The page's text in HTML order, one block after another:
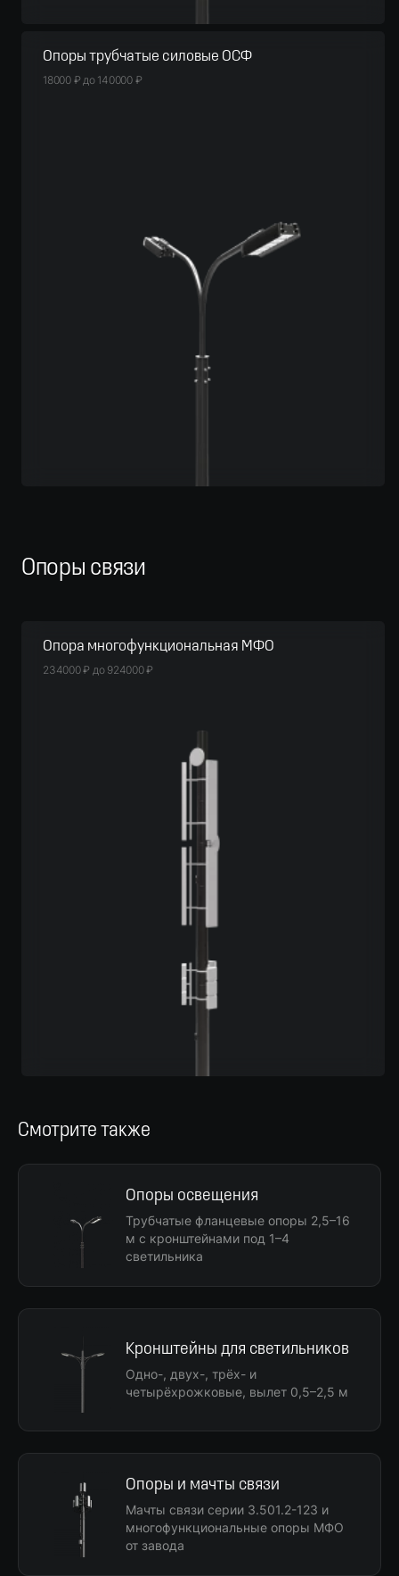
Опоры трубчатые силовые ОСФ
18000 ₽ до 140000 ₽
Опоры связи
Опора многофункциональная МФО
234000₽ до 924000₽
Смотрите также
Опоры освещения
Трубчатые фланцевые опоры 2,5–16
м с кронштейнами под 1–4
светильника
Кронштейны для светильников
Одно-, двух-, трёх- и
четырёхрожковые, вылет 0,5–2,5 м
Опоры и мачты связи
Мачты связи серии 3.501.2-123 и
многофункциональные опоры МФО
от завода